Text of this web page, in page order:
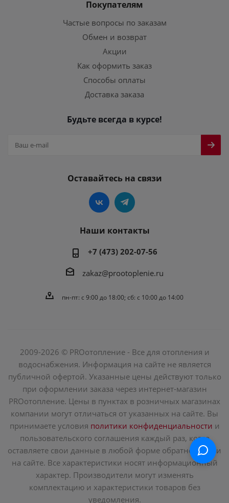
Покупателям
Частые вопросы по заказам
Обмен и возврат
Акции
Как оформить заказ
Способы оплаты
Доставка заказа
Будьте всегда в курсе!
Оставайтесь на связи
Наши контакты
+7 (473) 202-07-56
zakaz@prootoplenie.ru
пн-пт: c 9:00 до 18:00; сб: с 10:00 до 14:00
2009-2026 © PROотопление - Все для отопления и
водоснабжения. Информация на сайте не является
публичной офертой. Указанные цены действуют только
при оформлении заказа через интернет-магазин
PROотопление. Цены в пунктах в розничных магазинах
компании могут отличаться от указанных на сайте. Вы
принимаете условия политики конфиденциальности и
пользовательского соглашения каждый раз, когда
оставляете свои данные в любой форме обратной связи
на сайте. Все характеристики носят информационный
характер. Производители могут изменять
комплектацию и характеристики товаров без
уведомления.